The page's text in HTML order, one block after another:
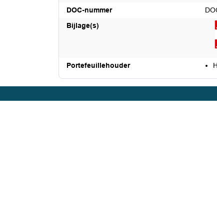
DOC-nummer
Bijlage(s)
Portefeuillehouder